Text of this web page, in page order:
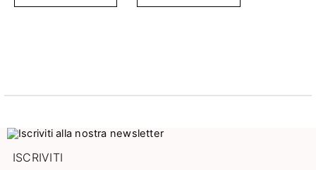
ISCRIVITI